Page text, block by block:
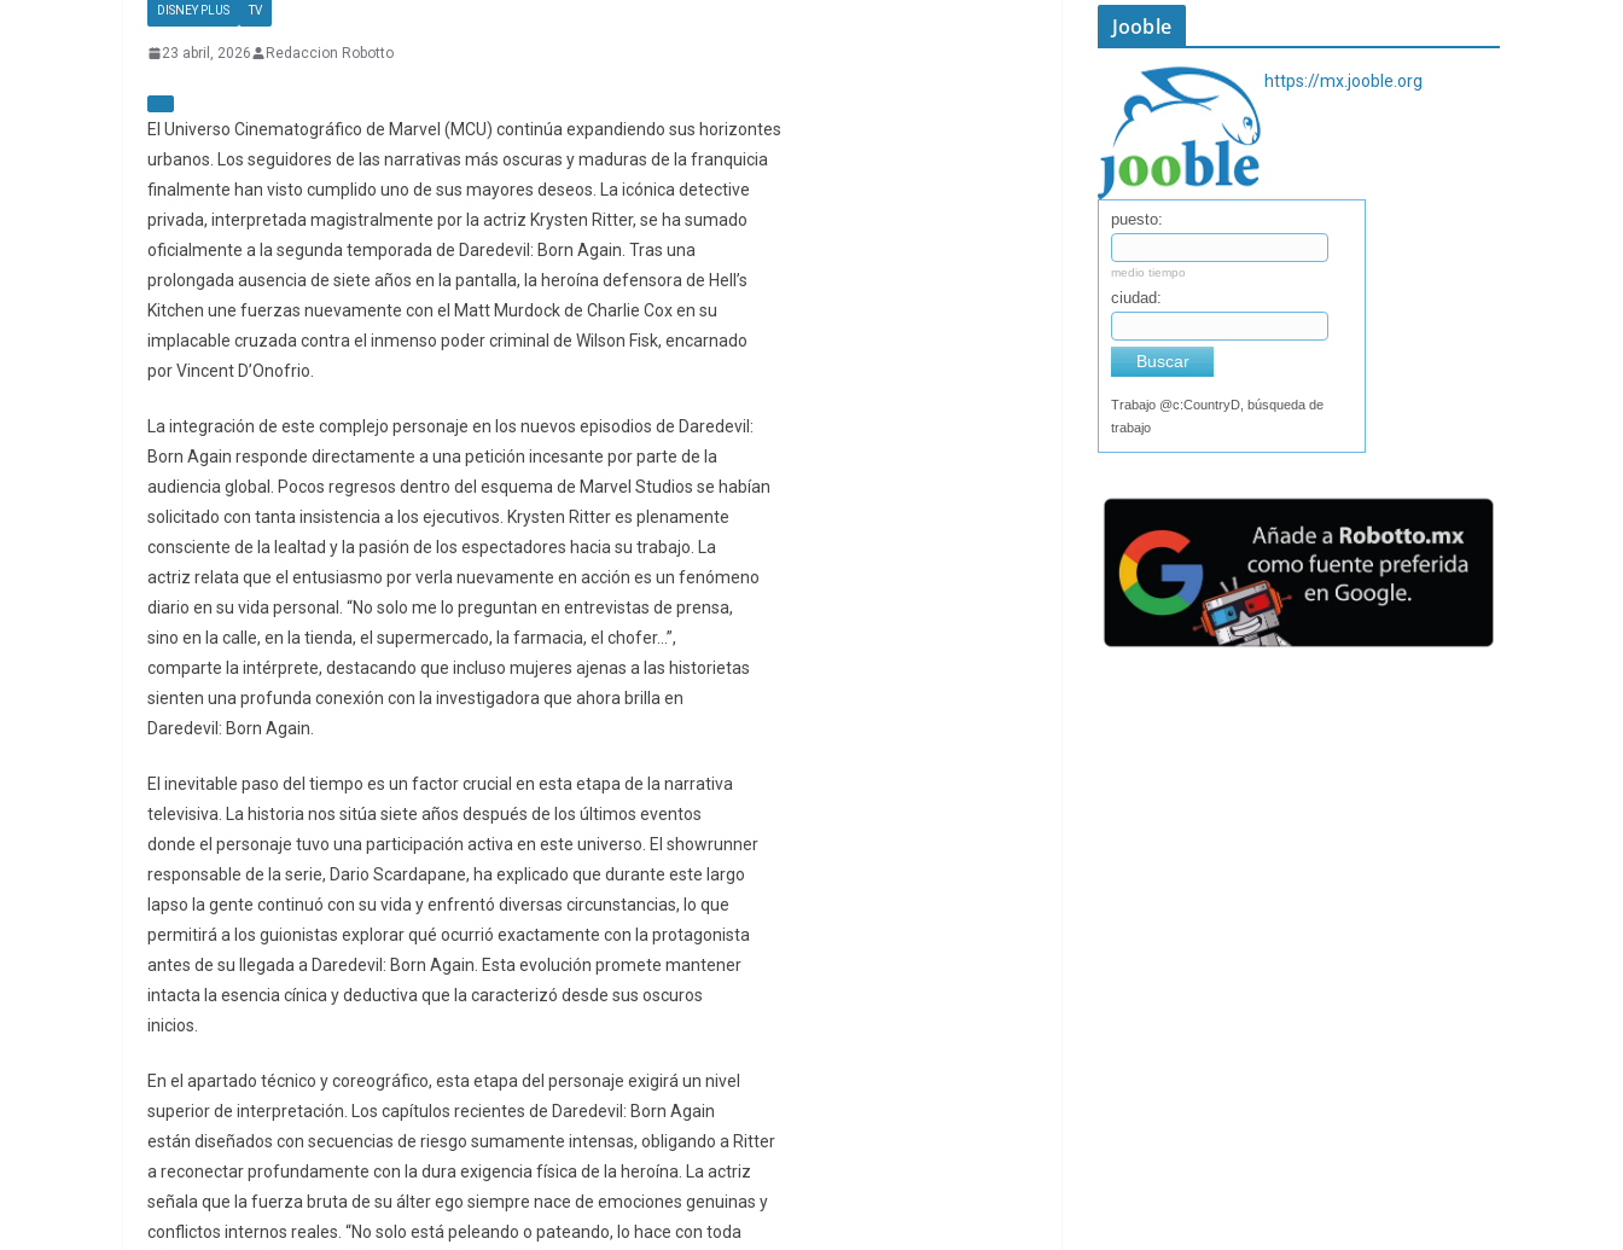
DISNEY PLUS TV
23 abril, 2026 Redaccion Robotto
El Universo Cinematográfico de Marvel (MCU) continúa expandiendo sus horizontes
urbanos. Los seguidores de las narrativas más oscuras y maduras de la franquicia
finalmente han visto cumplido uno de sus mayores deseos. La icónica detective
privada, interpretada magistralmente por la actriz Krysten Ritter, se ha sumado
oficialmente a la segunda temporada de Daredevil: Born Again. Tras una
prolongada ausencia de siete años en la pantalla, la heroína defensora de Hell’s
Kitchen une fuerzas nuevamente con el Matt Murdock de Charlie Cox en su
implacable cruzada contra el inmenso poder criminal de Wilson Fisk, encarnado
por Vincent D’Onofrio.
La integración de este complejo personaje en los nuevos episodios de Daredevil:
Born Again responde directamente a una petición incesante por parte de la
audiencia global. Pocos regresos dentro del esquema de Marvel Studios se habían
solicitado con tanta insistencia a los ejecutivos. Krysten Ritter es plenamente
consciente de la lealtad y la pasión de los espectadores hacia su trabajo. La
actriz relata que el entusiasmo por verla nuevamente en acción es un fenómeno
diario en su vida personal. “No solo me lo preguntan en entrevistas de prensa,
sino en la calle, en la tienda, el supermercado, la farmacia, el chofer…”,
comparte la intérprete, destacando que incluso mujeres ajenas a las historietas
sienten una profunda conexión con la investigadora que ahora brilla en
Daredevil: Born Again.
El inevitable paso del tiempo es un factor crucial en esta etapa de la narrativa
televisiva. La historia nos sitúa siete años después de los últimos eventos
donde el personaje tuvo una participación activa en este universo. El showrunner
responsable de la serie, Dario Scardapane, ha explicado que durante este largo
lapso la gente continuó con su vida y enfrentó diversas circunstancias, lo que
permitirá a los guionistas explorar qué ocurrió exactamente con la protagonista
antes de su llegada a Daredevil: Born Again. Esta evolución promete mantener
intacta la esencia cínica y deductiva que la caracterizó desde sus oscuros
inicios.
En el apartado técnico y coreográfico, esta etapa del personaje exigirá un nivel
superior de interpretación. Los capítulos recientes de Daredevil: Born Again
están diseñados con secuencias de riesgo sumamente intensas, obligando a Ritter
a reconectar profundamente con la dura exigencia física de la heroína. La actriz
señala que la fuerza bruta de su álter ego siempre nace de emociones genuinas y
conflictos internos reales. “No solo está peleando o pateando, lo hace con toda
Jooble
https://mx.jooble.org
puesto:
medio tiempo
ciudad:
Buscar
Trabajo @c:CountryD, búsqueda de
trabajo